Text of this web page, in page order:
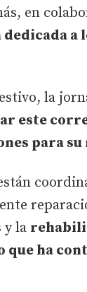
en
a
la
este
para
y la
ha